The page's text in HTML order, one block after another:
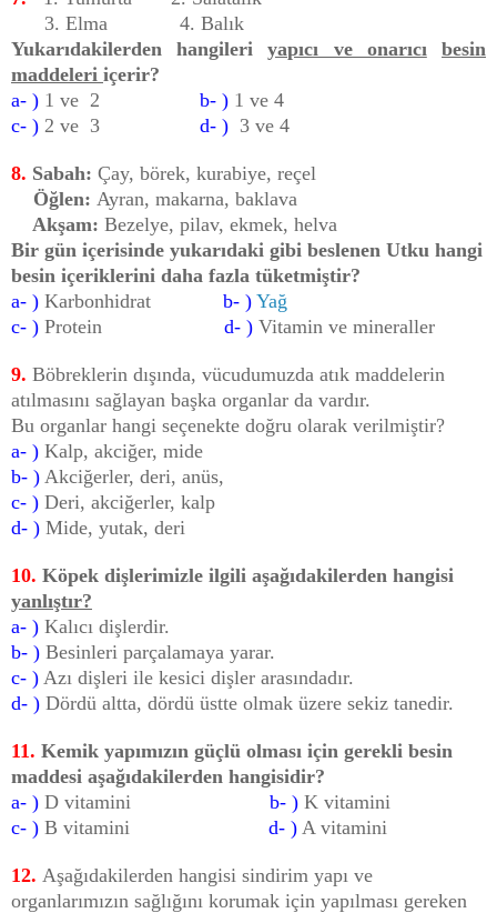
3. Elma 4. Balık
Yukarıdakilerden hangileriyapıcı ve onarıcı
besin
maddeleri içerir?
a- ) 1 ve 2 b- ) 1 ve 4
c- ) 2 ve 3 d- ) 3 ve 4
8. Sabah: Çay, börek, kurabiye, reçel
Öğlen: Ayran, makarna, baklava
Akşam: Bezelye, pilav, ekmek, helva
Bir gün içerisinde yukarıdaki gibi beslenen Utku hangi
besin içeriklerini daha fazla tüketmiştir?
a- ) Karbonhidrat b- ) Yağ
c- ) Protein d- ) Vitamin ve mineraller
9. Böbreklerin dışında, vücudumuzda atık maddelerin
atılmasını sağlayan başka organlar da vardır.
Bu organlar hangi seçenekte doğru olarak verilmiştir?
a- ) Kalp, akciğer, mide
b- ) Akciğerler, deri, anüs,
c- ) Deri, akciğerler, kalp
d- ) Mide, yutak, deri
10. Köpek dişlerimizle ilgili aşağıdakilerden hangisi
yanlıştır?
a- ) Kalıcı dişlerdir.
b- ) Besinleri parçalamaya yarar.
c- ) Azı dişleri ile kesici dişler arasındadır.
d- ) Dördü altta, dördü üstte olmak üzere sekiz tanedir.
11. Kemik yapımızın güçlü olması için gerekli besin
maddesi aşağıdakilerden hangisidir?
a- ) D vitamini b- ) K vitamini
c- ) B vitamini d- ) A vitamini
12. Aşağıdakilerden hangisi sindirim yapı ve
organlarımızın sağlığını korumak için yapılması gereken